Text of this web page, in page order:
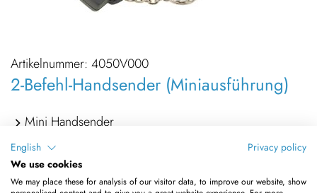
Artikelnummer: 4050V000
2-Befehl-Handsender (Miniausführung)
Mini Handsender
40,685MHz NEUTRAL-Ausf.
anthrazit 2-Befehl
English
Privacy policy
We use cookies
We may place these for analysis of our visitor data, to improve our website, show